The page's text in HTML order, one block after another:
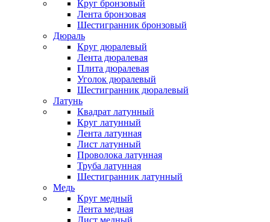
Круг бронзовый
Лента бронзовая
Шестигранник бронзовый
Дюраль
Круг дюралевый
Лента дюралевая
Плита дюралевая
Уголок дюралевый
Шестигранник дюралевый
Латунь
Квадрат латунный
Круг латунный
Лента латунная
Лист латунный
Проволока латунная
Труба латунная
Шестигранник латунный
Медь
Круг медный
Лента медная
Лист медный